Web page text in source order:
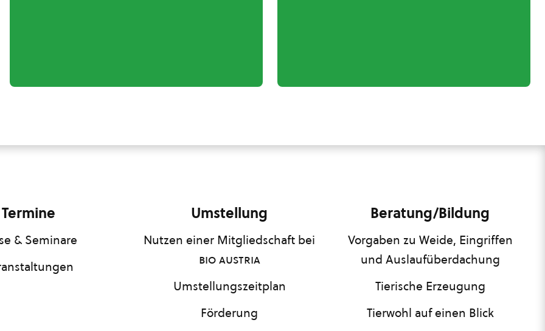
Termine
& Seminare
Umstellung
Nutzen einer Mitgliedschaft bei
bio austria
Umstellungszeitplan
Förderung
Beratung/Bildung
Vorgaben zu Weide, Eingriffen
und Auslaufüberdachung
Tierische Erzeugung
Tierwohl auf einen Blick